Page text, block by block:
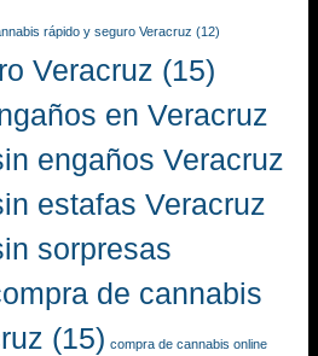
rápido y seguro Veracruz (12)
Veracruz (15)
en Veracruz
engaños Veracruz
estafas Veracruz
sorpresas
de cannabis
(15) compra de cannabis online